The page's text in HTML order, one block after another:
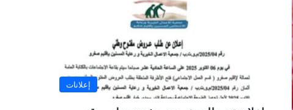
إعلانات